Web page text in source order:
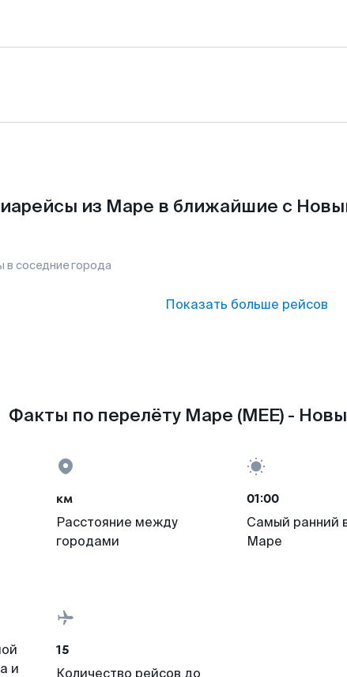
из Маре в ближайшие с
в соседние города
Показать больше рейсов
Факты по перелёту Маре (MEE) -
км
Расстояние между
городами
01:00
Самый ранний
Маре
и
15
Количество рейсов до